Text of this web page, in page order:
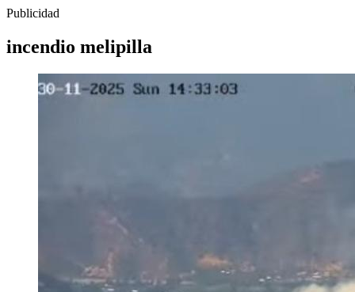
Publicidad
incendio melipilla